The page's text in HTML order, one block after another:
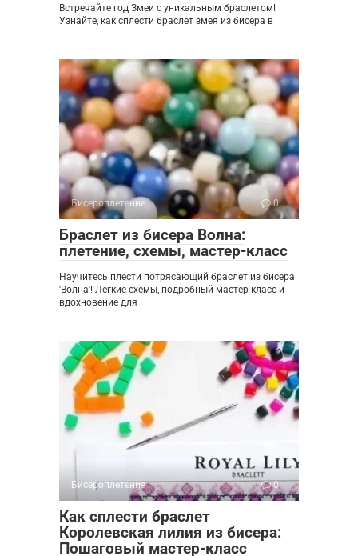
Встречайте год Змеи с уникальным браслетом!
Узнайте, как сплести браслет змея из бисера в
Бисероплетение 0
Браслет из бисера Волна:
плетение, схемы, мастер-класс
Научитесь плести потрясающий браслет из бисера
'Волна'! Легкие схемы, подробный мастер-класс и
вдохновение для
Бисероплетение 0
Как сплести браслет
Королевская лилия из бисера:
Пошаговый мастер-класс